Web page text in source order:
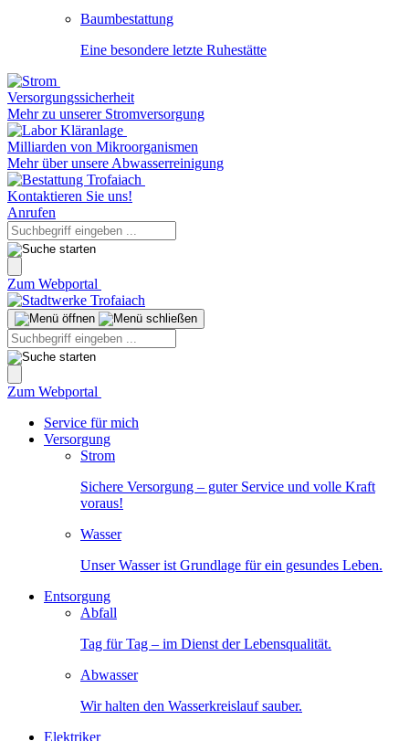
Baumbestattung
Eine besondere letzte Ruhestätte
Versorgungssicherheit
Mehr zu unserer Stromversorgung
Milliarden von Mikroorganismen
Mehr über unsere Abwasserreinigung
Kontaktieren Sie uns!
Anrufen
Zum Webportal
Zum Webportal
Service für mich
Versorgung
Strom
Sichere Versorgung – guter Service und volle Kraft
voraus!
Wasser
Unser Wasser ist Grundlage für ein gesundes Leben.
Entsorgung
Abfall
Tag für Tag – im Dienst der Lebensqualität.
Abwasser
Wir halten den Wasserkreislauf sauber.
Elektriker